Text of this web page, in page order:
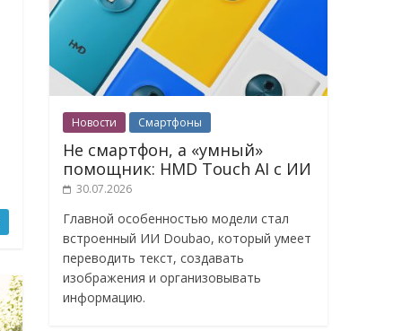
Новости Смартфоны
Не смартфон, а «умный»
помощник: HMD Touch AI с ИИ
30.07.2026
Главной особенностью модели стал
встроенный ИИ Doubao, который умеет
переводить текст, создавать
изображения и организовывать
информацию.